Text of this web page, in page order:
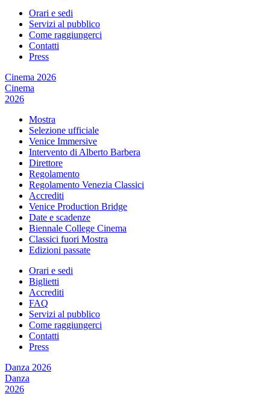
Orari e sedi
Servizi al pubblico
Come raggiungerci
Contatti
Press
Cinema 2026
Cinema
2026
Mostra
Selezione ufficiale
Venice Immersive
Intervento di Alberto Barbera
Direttore
Regolamento
Regolamento Venezia Classici
Accrediti
Venice Production Bridge
Date e scadenze
Biennale College Cinema
Classici fuori Mostra
Edizioni passate
Orari e sedi
Biglietti
Accrediti
FAQ
Servizi al pubblico
Come raggiungerci
Contatti
Press
Danza 2026
Danza
2026